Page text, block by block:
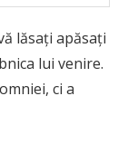
lăsați apăsați
lui venire.
ci a